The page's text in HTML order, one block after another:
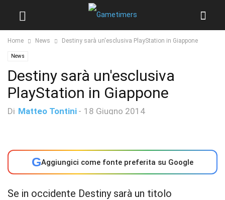
Home News Destiny sarà un'esclusiva PlayStation in Giappone
News
Destiny sarà un'esclusiva
PlayStation in Giappone
Di Matteo Tontini - 18 Giugno 2014
GAggiungici come fonte preferita su Google
Se in occidente Destiny sarà un titolo